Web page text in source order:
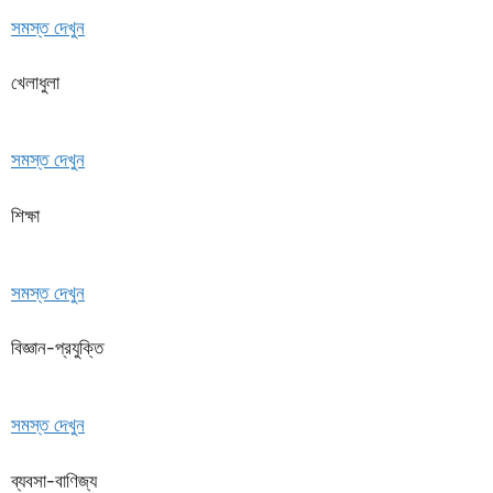
সমস্ত দেখুন
খেলাধুলা
সমস্ত দেখুন
শিক্ষা
সমস্ত দেখুন
বিজ্ঞান-প্রযুক্তি
সমস্ত দেখুন
ব্যবসা-বাণিজ্য